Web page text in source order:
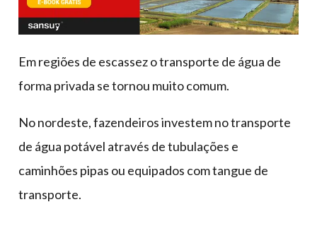
móveis,
calçados,
epi's
multiúso
Em regiões de escassez o transporte de água de
forma privada se tornou muito comum.
No nordeste, fazendeiros investem no transporte
de água potável através de tubulações e
caminhões pipas ou equipados com tangue de
transporte.